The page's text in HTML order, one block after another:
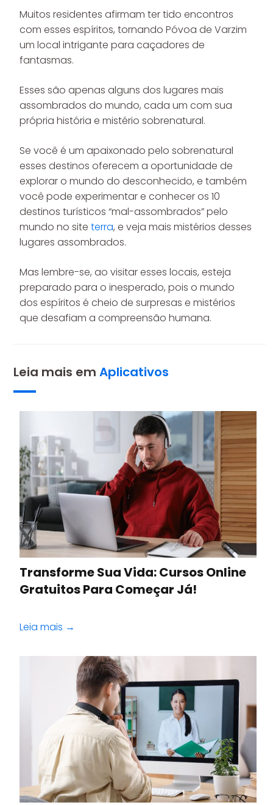
Muitos residentes afirmam ter tido encontros
com esses espíritos, tornando Póvoa de Varzim
um local intrigante para caçadores de
fantasmas.
Esses são apenas alguns dos lugares mais
assombrados do mundo, cada um com sua
própria história e mistério sobrenatural.
Se você é um apaixonado pelo sobrenatural
esses destinos oferecem a oportunidade de
explorar o mundo do desconhecido, e também
você pode experimentar e conhecer os 10
destinos turísticos “mal-assombrados” pelo
mundo no site terra, e veja mais mistérios desses
lugares assombrados.
Mas lembre-se, ao visitar esses locais, esteja
preparado para o inesperado, pois o mundo
dos espíritos é cheio de surpresas e mistérios
que desafiam a compreensão humana.
Leia mais em Aplicativos
Transforme Sua Vida: Cursos Online
Gratuitos Para Começar Já!
Leia mais →